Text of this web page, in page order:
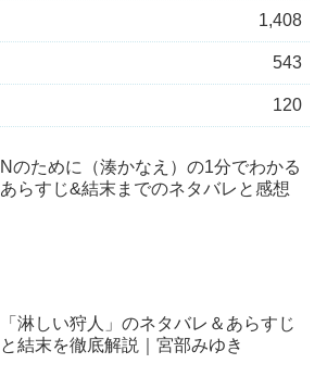
1,408
543
120
Nのために（湊かなえ）の1分でわかる
あらすじ&結末までのネタバレと感想
「淋しい狩人」のネタバレ＆あらすじ
と結末を徹底解説｜宮部みゆき